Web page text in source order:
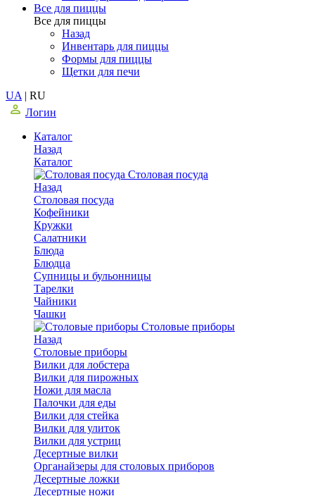
Все для пиццы
Все для пиццы
Назад
Инвентарь для пиццы
Формы для пиццы
Щетки для печи
UA | RU
Логин
Каталог
Назад
Каталог
Столовая посуда
Назад
Столовая посуда
Кофейники
Кружки
Салатники
Блюда
Блюдца
Супницы и бульонницы
Тарелки
Чайники
Чашки
Cтоловые приборы
Назад
Cтоловые приборы
Вилки для лобстера
Вилки для пирожных
Ножи для масла
Палочки для еды
Вилки для стейка
Вилки для улиток
Вилки для устриц
Десертные вилки
Органайзеры для столовых приборов
Десертные ложки
Десертные ножи